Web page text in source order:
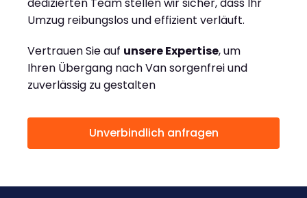
Umzug reibungslos und effizient verläuft.
Vertrauen Sie auf unsere Expertise, um
Ihren Übergang nach Van sorgenfrei und
zuverlässig zu gestalten
Unverbindlich anfragen